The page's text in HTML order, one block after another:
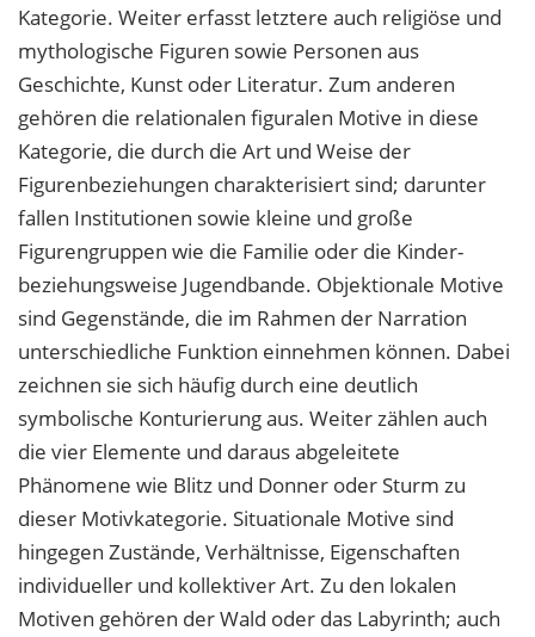
Kategorie. Weiter erfasst letztere auch religiöse und
mythologische Figuren sowie Personen aus
Geschichte, Kunst oder Literatur. Zum anderen
gehören die relationalen figuralen Motive in diese
Kategorie, die durch die Art und Weise der
Figurenbeziehungen charakterisiert sind; darunter
fallen Institutionen sowie kleine und große
Figurengruppen wie die Familie oder die Kinder-
beziehungsweise Jugendbande. Objektionale Motive
sind Gegenstände, die im Rahmen der Narration
unterschiedliche Funktion einnehmen können. Dabei
zeichnen sie sich häufig durch eine deutlich
symbolische Konturierung aus. Weiter zählen auch
die vier Elemente und daraus abgeleitete
Phänomene wie Blitz und Donner oder Sturm zu
dieser Motivkategorie. Situationale Motive sind
hingegen Zustände, Verhältnisse, Eigenschaften
individueller und kollektiver Art. Zu den lokalen
Motiven gehören der Wald oder das Labyrinth; auch